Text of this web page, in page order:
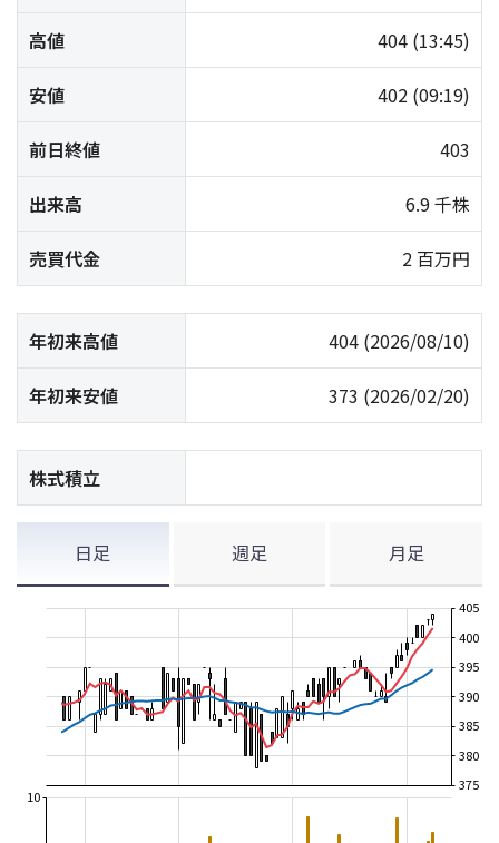
高値 404 (13:45)
安値 402 (09:19)
前日終値 403
出来高 6.9 千株
売買代金 2 百万円
年初来高値 404 (2026/08/10)
年初来安値 373 (2026/02/20)
株式積立
日足 週足 月足
375
380
385
390
395
400
405
10